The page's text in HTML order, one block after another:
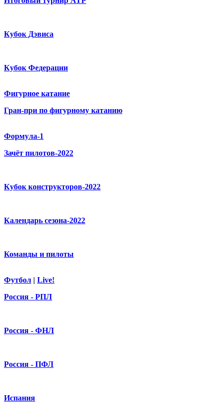
Кубок Дэвиса
Кубок Федерации
Фигурное катание
Гран-при по фигурному катанию
Формула-1
Зачёт пилотов-2022
Кубок конструкторов-2022
Календарь сезона-2022
Команды и пилоты
Футбол | Live!
Россия - РПЛ
Россия - ФНЛ
Россия - ПФЛ
Испания